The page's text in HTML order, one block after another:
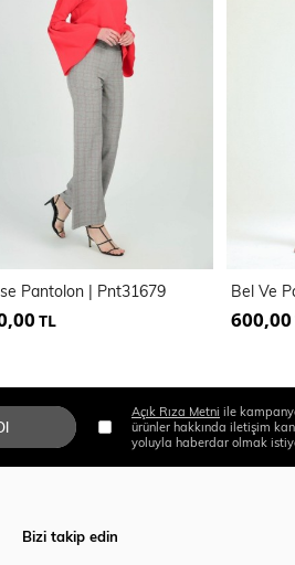
Pantolon | Pnt31679
TL 600,00
Açık Rıza Metni ile
ürünler hakkında iletişim
yoluyla haberdar olmak
Bizi takip edin